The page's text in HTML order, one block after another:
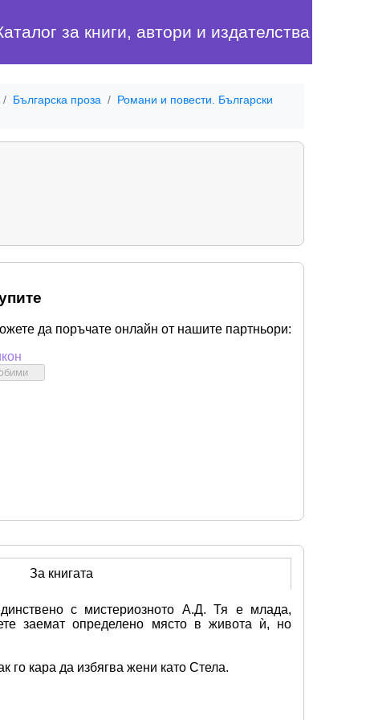
за книги, автори и издателства
Българска проза
Романи и повести. Български
да поръчате онлайн от нашите партньори:
За книгата
с мистериозното А.Д. Тя е млада,
заемат определено място в живота ѝ, но
кара да избягва жени като Стела.